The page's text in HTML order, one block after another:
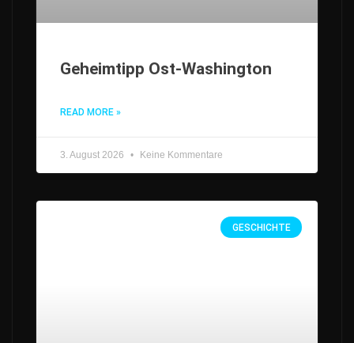
Geheimtipp Ost-Washington
READ MORE »
3. August 2026 Keine Kommentare
GESCHICHTE